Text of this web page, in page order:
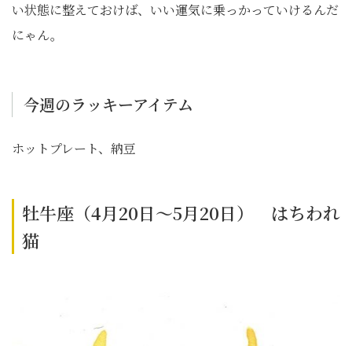
い状態に整えておけば、いい運気に乗っかっていけるんだ
にゃん。
今週のラッキーアイテム
ホットプレート、納豆
牡牛座（4月20日～5月20日） はちわれ
猫